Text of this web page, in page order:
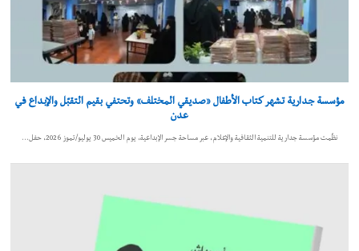
مؤسسة جدارية تشهر كتاب الأطفال «صديقي المختلف» وتحتفي بقيم التقبّل والإبداع في
عدن
نظّمت مؤسسة جدارية للتنمية الثقافية والإعلام، عبر مساحة جسر الإبداعية، يوم الخميس 30 يوليو/تموز 2026، حفل…